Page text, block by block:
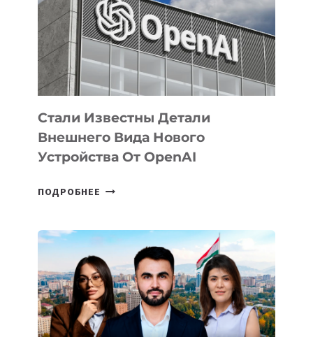
ПО
РАЗВИТИЮ
ЭКОСИСТЕМЫ
ИСКУССТВЕННОГО
ИНТЕЛЛЕКТА
Стали Известны Детали
Внешнего Вида Нового
Устройства От OpenAI
ПОДРОБНЕЕ СТАЛИ
ВНЕШНЕГО
ВИДА
НОВОГО
УСТРОЙСТВА
ОТ
OPENAI